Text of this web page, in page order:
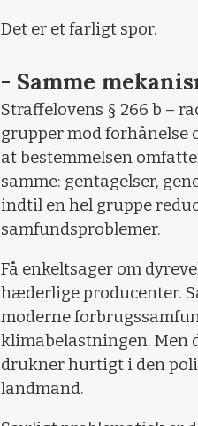
Det er et farligt spor.
- Samme
Straffelovens § 266 b –
grupper mod forhånelse
at bestemmelsen
samme: gentagelser,
indtil en hel gruppe
samfundsproblemer.
Få enkeltsager om
hæderlige producenter.
moderne
klimabelastningen. Men
drukner hurtigt i den
landmand.